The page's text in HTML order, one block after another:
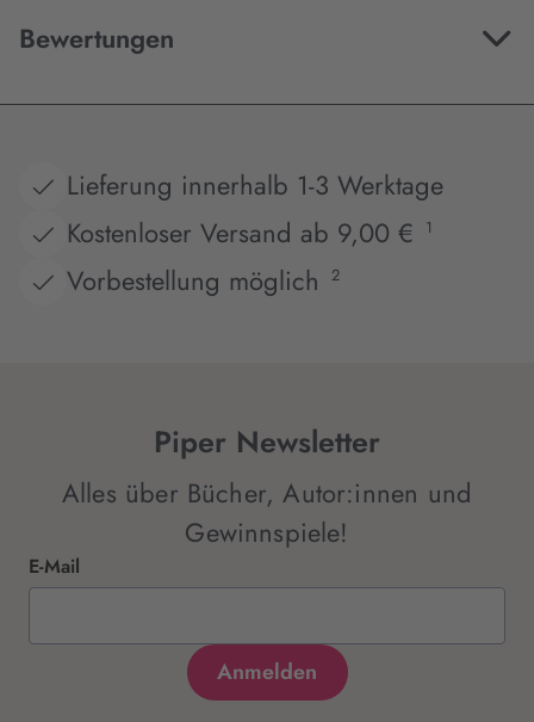
Bewertungen
Lieferung innerhalb 1-3 Werktage
Kostenloser Versand ab 9,00 €
1
Vorbestellung möglich 2
Piper Newsletter
Alles über Bücher, Autor:innen und
Gewinnspiele!
E-Mail